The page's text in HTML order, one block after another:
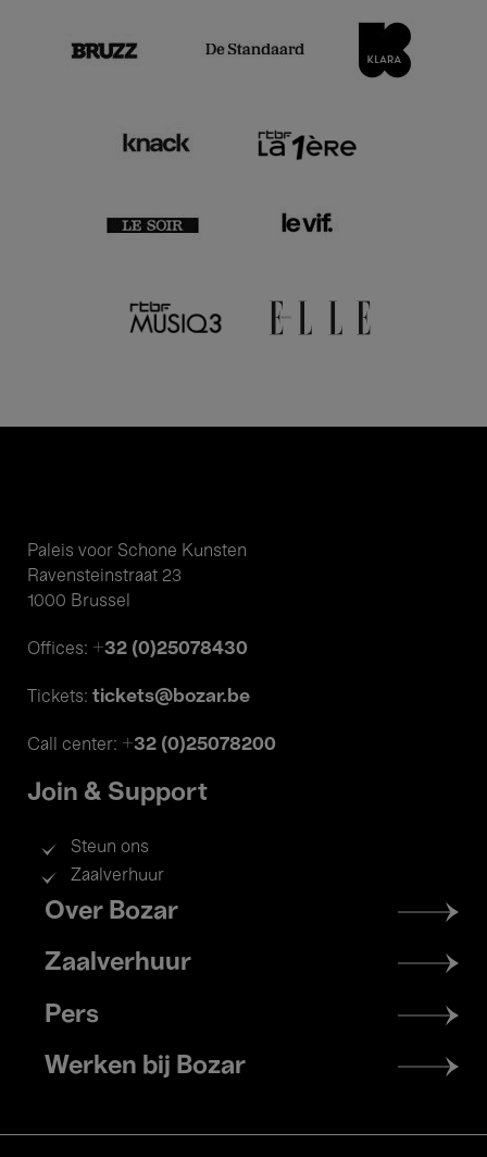
Paleis voor Schone Kunsten
Ravensteinstraat 23
1000 Brussel
Offices: +32 (0)25078430
Tickets: tickets@bozar.be
Call center: +32 (0)25078200
Join & Support
Steun ons
Zaalverhuur
Footer
menu
Over Bozar
Zaalverhuur
Pers
Werken bij Bozar